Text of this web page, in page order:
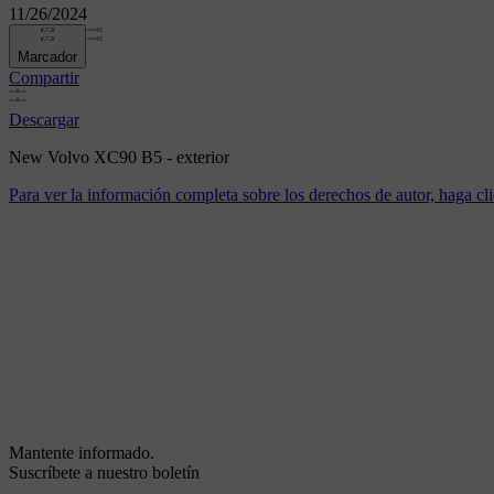
11/26/2024
Marcador
Compartir
Descargar
New Volvo XC90 B5 - exterior
Para ver la información completa sobre los derechos de autor, haga